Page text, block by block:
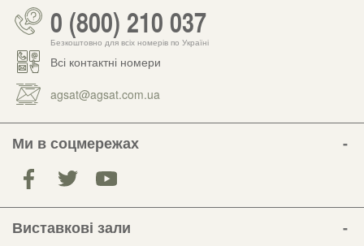
0 (800) 210 037
Безкоштовно для всіх номерів по Україні
Всі контактні номери
agsat@agsat.com.ua
Ми в соцмережах
Виставкові зали